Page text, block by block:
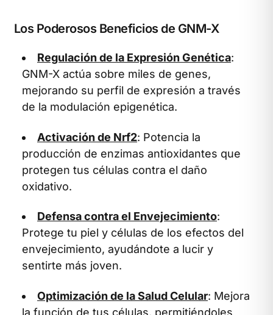
Los Poderosos Beneficios de GNM-X
Regulación de la Expresión Genética:
GNM-X actúa sobre miles de genes,
mejorando su perfil de expresión a través
de la modulación epigenética.
Activación de Nrf2: Potencia la
producción de enzimas antioxidantes que
protegen tus células contra el daño
oxidativo.
Defensa contra el Envejecimiento:
Protege tu piel y células de los efectos del
envejecimiento, ayudándote a lucir y
sentirte más joven.
Optimización de la Salud Celular: Mejora
la función de tus células, permitiéndoles